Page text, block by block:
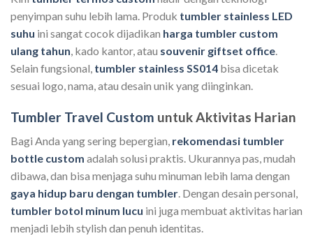
penyimpan suhu lebih lama. Produk tumbler stainless LED
suhu ini sangat cocok dijadikan harga tumbler custom
ulang tahun , kado kantor, atau souvenir giftset office
Selain fungsional, tumbler stainless SS014 bisa dicetak
sesuai logo, nama, atau desain unik yang diinginkan.
Tumbler Travel Custom untuk Aktivitas Harian
Bagi Anda yang sering bepergian, rekomendasi tumbler
bottle custom adalah solusi praktis. Ukurannya pas, mudah
dibawa, dan bisa menjaga suhu minuman lebih lama dengan
gaya hidup baru dengan tumbler. Dengan desain personal,
tumbler botol minum lucu ini juga membuat aktivitas harian
menjadi lebih stylish dan penuh identitas.